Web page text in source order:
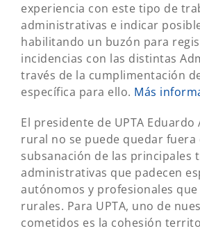
experiencia con este tipo de
administrativas e indicar
habilitando un buzón para
incidencias con las distintas
través de la cumplimentación
específica para ello. Más
El presidente de UPTA Eduardo
rural no se puede quedar fuera
subsanación de las principales
administrativas que padecen
autónomos y profesionales que
rurales. Para UPTA, uno de
cometidos es la cohesión